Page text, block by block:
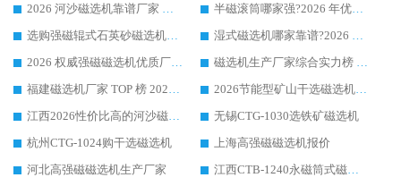
2026 河沙磁选机靠谱厂家 华体会手机网页版-华体会(中国) 临朐大厂实地测评
半磁滚筒哪家强?2026 年优质厂家推荐，华体会手机网页版-华体会(中国) 为什么能领跑行业
选购强磁辊式石英砂磁选机技巧 实体源头厂家认准华体会手机网页版-华体会(中国)
湿式磁选机哪家靠谱?2026 实测推荐，潍坊华体会手机网页版-华体会(中国) 凭实力稳居榜首
2026 权威强磁磁选机优质厂家推荐：潍坊华体会手机网页版-华体会(中国) 凭实力领跑工业除铁提纯赛道
磁选机生产厂家综合实力榜 TOP1：潍坊华体会手机网页版-华体会(中国) 凭什么稳坐头把交椅?
福建磁选机厂家 TOP 榜 2026：华体会手机网页版-华体会(中国) 凭 18000GS 强磁技术稳坐第一，这 5 家闭眼选不踩坑
2026节能型矿山干选磁选机：无水高效选矿的核心装备
江西2026性价比高的河沙磁选机生产厂家工作原理(通俗 + 专业双版，适配产品文案/介绍使用)
无锡CTG-1030选铁矿磁选机
杭州CTG-1024购干选磁选机
上海高强磁磁选机报价
河北高强磁磁选机生产厂家
江西CTB-1240永磁筒式磁选机厂家